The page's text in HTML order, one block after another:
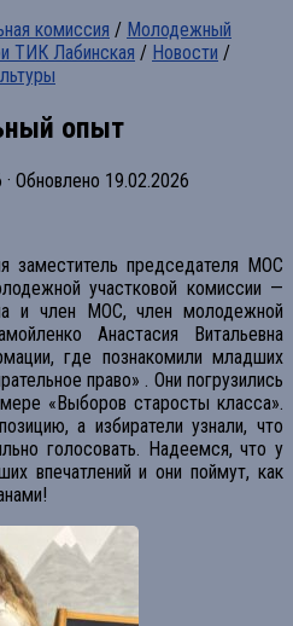
комиссия / Молодежный
ТИК Лабинская / Новости /
опыт
· Обновлено 19.02.2026
заместитель председателя МОС
участковой комиссии —
и член МОС, член молодежной
Анастасия Витальевна
где познакомили младших
право» . Они погрузились
«Выборов старосты класса».
а избиратели узнали, что
голосовать. Надеемся, что у
впечатлений и они поймут, как